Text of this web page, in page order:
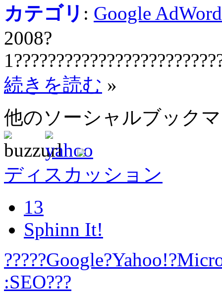
カテゴリ : Google
2008?
続きを読む »
他のソーシャルブック
ディスカッション
13
Sphinn It!
:SEO???